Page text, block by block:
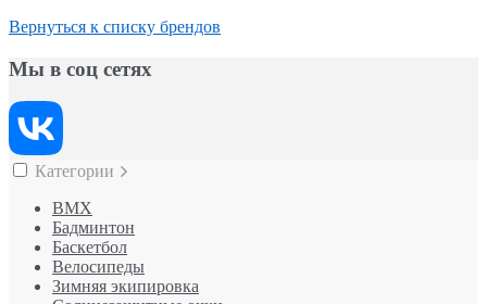
Вернуться к списку брендов
Мы в соц сетях
Категории
BMX
Бадминтон
Баскетбол
Велосипеды
Зимняя экипировка